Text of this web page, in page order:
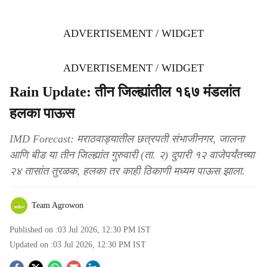
ADVERTISEMENT / WIDGET
ADVERTISEMENT / WIDGET
Rain Update: तीन जिल्ह्यांतील १६७ मंडलांत
हलका पाऊस
IMD Forecast: मराठवाड्यातील छत्रपती संभाजीनगर, जालना
आणि बीड या तीन जिल्ह्यांत गुरुवारी (ता. २) दुपारी १२ वाजेपर्यंतच्या
२४ तासांत तुरळक, हलका तर काही ठिकाणी मध्यम पाऊस झाला.
Team Agrowon
Published on :03 Jul 2026, 12:30 PM IST
Updated on :03 Jul 2026, 12:30 PM IST